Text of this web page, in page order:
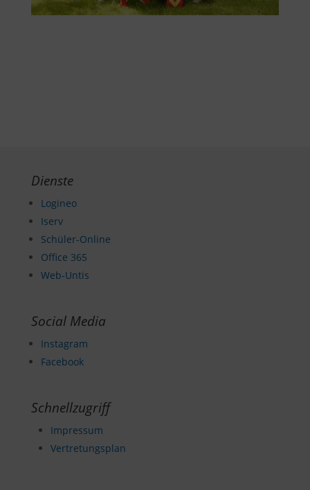
Dienste
Logineo
Iserv
Schüler-Online
Office 365
Web-Untis
Social Media
Instagram
Facebook
Schnellzugriff
Impressum
Vertretungsplan